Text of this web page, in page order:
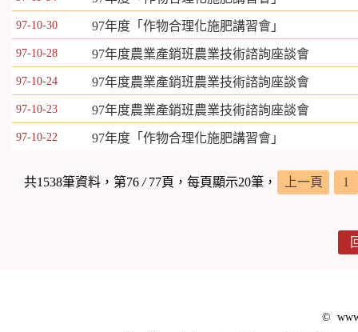
97-10-30 97年度「作物合理化施肥講習會」
97-10-28 97年度農業產銷班農業技術諮詢座談會
97-10-24 97年度農業產銷班農業技術諮詢座談會
97-10-23 97年度農業產銷班農業技術諮詢座談會
97-10-22 97年度「作物合理化施肥講習會」
共1538筆資料，第76 /77頁，每頁顯示20筆， 上一頁 1
©